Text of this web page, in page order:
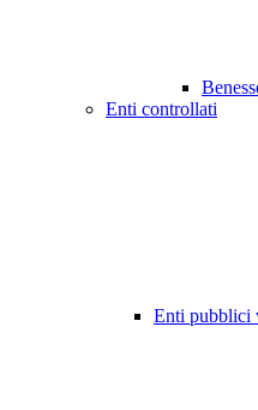
Enti controllati
Enti pubblici